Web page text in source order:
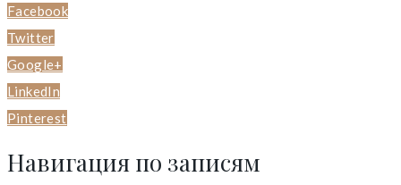
Facebook
Twitter
Google+
LinkedIn
Pinterest
Навигация по записям